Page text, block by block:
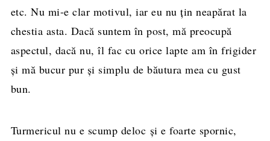
etc. Nu mi-e clar motivul, iar eu nu ţin neapărat la
chestia asta. Dacă suntem în post, mă preocupă
aspectul, dacă nu, îl fac cu orice lapte am în frigider
şi mă bucur pur şi simplu de băutura mea cu gust
bun.
Turmericul nu e scump deloc şi e foarte spornic,